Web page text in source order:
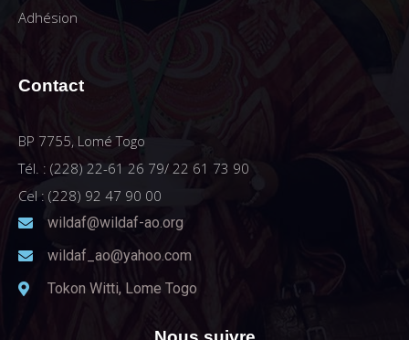
Adhésion
Contact
BP 7755, Lomé Togo
Tél. : (228) 22-61 26 79/ 22 61 73 90
Cel : (228) 92 47 90 00
wildaf@wildaf-ao.org
wildaf_ao@yahoo.com
Tokon Witti, Lome Togo